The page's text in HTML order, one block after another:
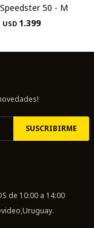
50 - M
USD 1.399
SUSCRIBIRME
de 10:00 a 14:00